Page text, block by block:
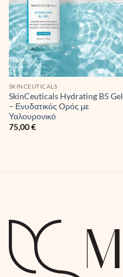
SKINCEUTICALS
SkinCeuticals Hydrating B5 Gel
– Ενυδατικός Ορός με
Υαλουρονικό
75,00€